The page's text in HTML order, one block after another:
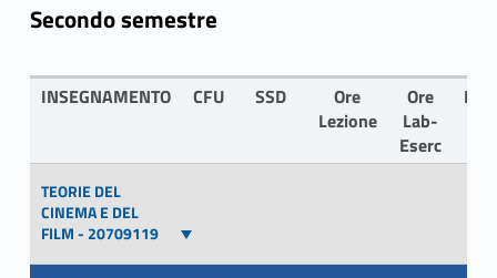
Secondo semestre
INSEGNAMENTO CFU SSD
Ore
Lezione
Ore
Lab-
Eserc
TEORIE DEL
CINEMA E DEL
FILM - 20709119